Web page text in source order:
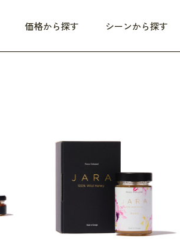
靴・靴下
レイングッズ
ファッション／小物
価格から探す シーンから探す
食いしん坊クラブ
料理と団らん
仕事へGO